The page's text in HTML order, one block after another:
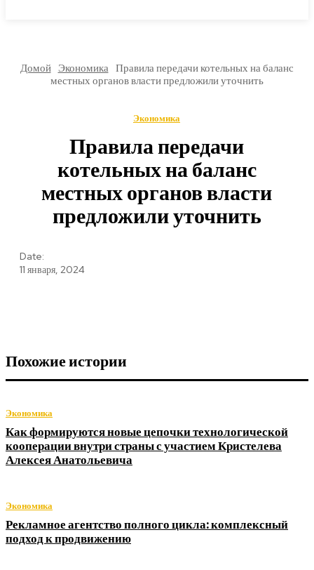
Домой Экономика Правила передачи котельных на баланс
местных органов власти предложили уточнить
Экономика
Правила передачи
котельных на баланс
местных органов власти
предложили уточнить
Date:
11 января, 2024
Похожие истории
Экономика
Как формируются новые цепочки технологической
кооперации внутри страны с участием Кристелева
Алексея Анатольевича
Экономика
Рекламное агентство полного цикла: комплексный
подход к продвижению